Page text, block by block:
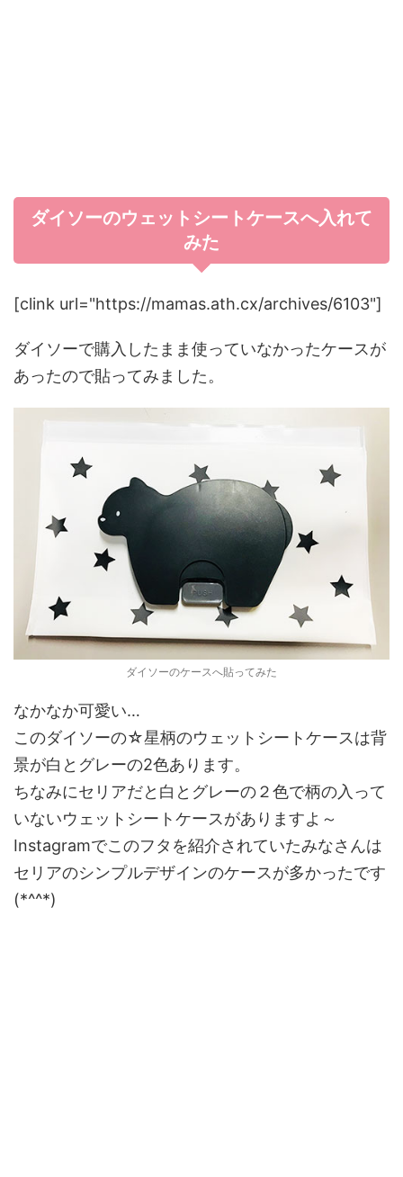
ダイソーのウェットシートケースへ入れて
みた
[clink url="https://mamas.ath.cx/archives/6103"]
ダイソーで購入したまま使っていなかったケースが
あったので貼ってみました。
ダイソーのケースへ貼ってみた
なかなか可愛い…
このダイソーの☆星柄のウェットシートケースは背
景が白とグレーの2色あります。
ちなみにセリアだと白とグレーの２色で柄の入って
いないウェットシートケースがありますよ～
Instagramでこのフタを紹介されていたみなさんは
セリアのシンプルデザインのケースが多かったです
(*^^*)